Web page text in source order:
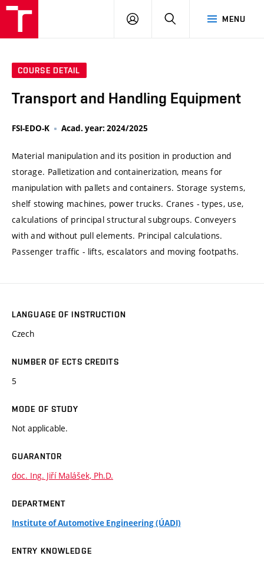
MENU
LOG
SEARCH
COURSE DETAIL
Transport and Handling Equipment
FSI-EDO-K Acad. year: 2024/2025
Material manipulation and its position in production and
storage. Palletization and containerization, means for
manipulation with pallets and containers. Storage systems,
shelf stowing machines, power trucks. Cranes - types, use,
calculations of principal structural subgroups. Conveyers
with and without pull elements. Principal calculations.
Passenger traffic - lifts, escalators and moving footpaths.
LANGUAGE OF INSTRUCTION
Czech
NUMBER OF ECTS CREDITS
5
MODE OF STUDY
Not applicable.
GUARANTOR
doc. Ing. Jiří Malášek, Ph.D.
DEPARTMENT
Institute of Automotive Engineering (ÚADI)
ENTRY KNOWLEDGE